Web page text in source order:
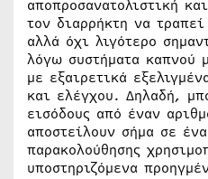
αποπροσανατολιστική
τον διαρρήκτη να
αλλά όχι λιγότερο
λόγω συστήματα καπνού
με εξαιρετικά
και ελέγχου. Δηλαδή,
εισόδους από έναν
αποστείλουν σήμα σε
παρακολούθησης
υποστηριζόμενα